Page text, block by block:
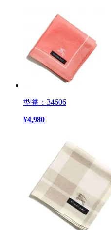
型番：34606
¥4,980